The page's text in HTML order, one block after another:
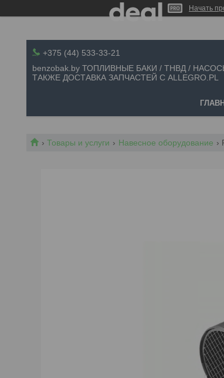
Начать
+375 (44) 533-33-21
benzobak.by ТОПЛИВНЫЕ БАКИ / ТНВД /
ТАКЖЕ ДОСТАВКА ЗАПЧАСТЕЙ С ALLEGRO.PL
Товары и услуги Навесное оборудование